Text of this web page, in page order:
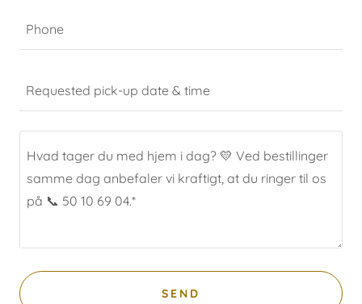
Phone
Requested pick-up date & time
SEND